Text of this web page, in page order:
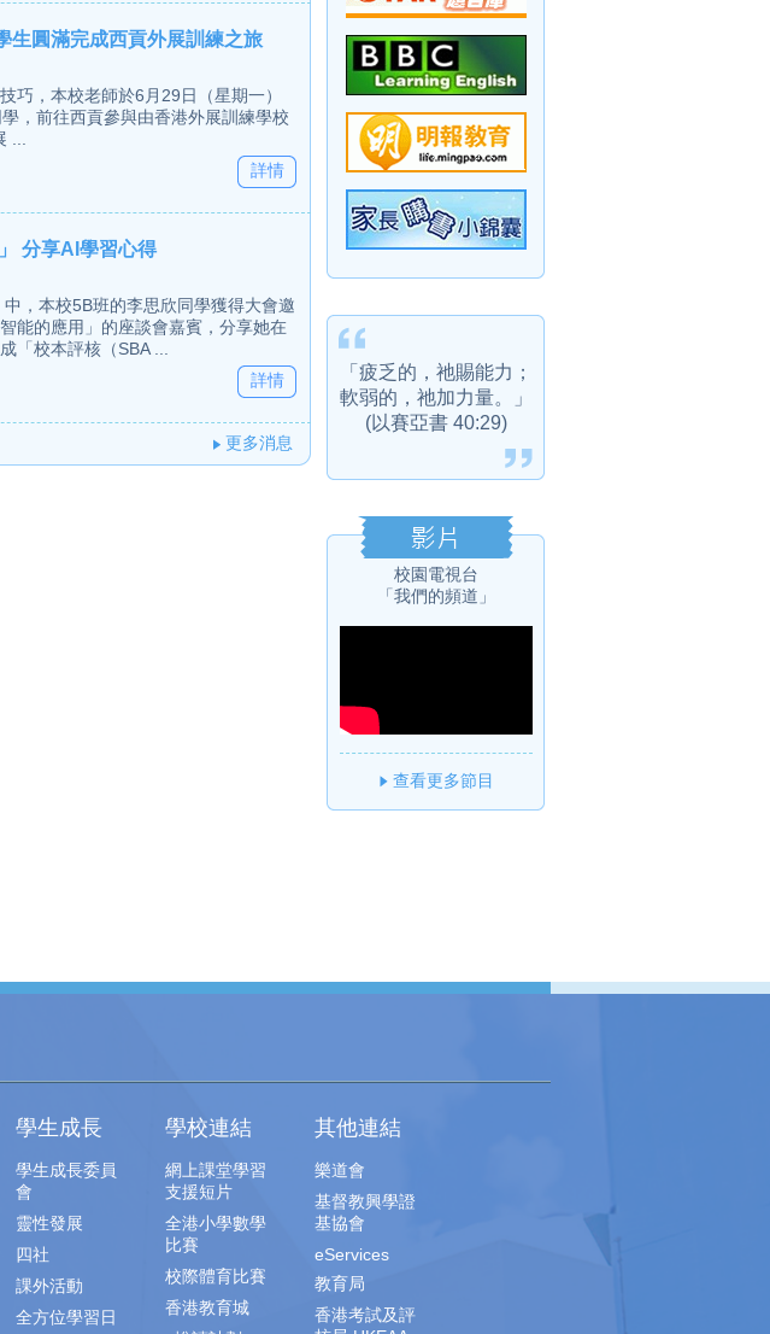
生圓滿完成西貢外展訓練之旅
巧，本校老師於6月29日（星期一）
，前往西貢參與由香港外展訓練學校
...
詳情
分享AI學習心得
，本校5B班的李思欣同學獲得大會邀
能的應用」的座談會嘉賓，分享她在
「校本評核（SBA ...
詳情
更多消息
「疲乏的，祂賜能力；
軟弱的，祂加力量。」
(以賽亞書 40:29)
校園電視台
「我們的頻道」
查看更多節目
學生成長
學生成長委員
會
靈性發展
四社
課外活動
全方位學習日
學校連結
網上課堂學習
支援短片
全港小學數學
比賽
校際體育比賽
香港教育城
其他連結
樂道會
基督教興學證
基協會
eServices
教育局
香港考試及評